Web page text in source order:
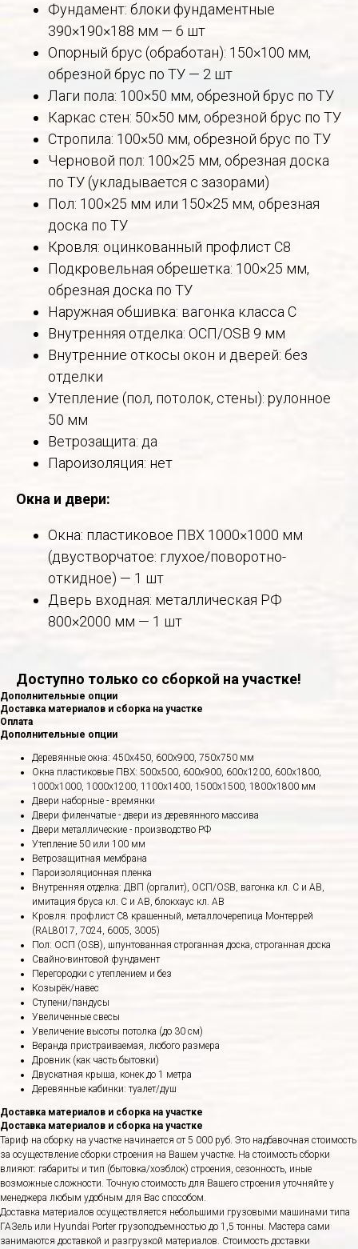
Фундамент: блоки фундаментные
390×190×188 мм — 6 шт
Опорный брус (обработан): 150×100 мм,
обрезной брус по ТУ — 2 шт
Лаги пола: 100×50 мм, обрезной брус по ТУ
Каркас стен: 50×50 мм, обрезной брус по ТУ
Стропила: 100×50 мм, обрезной брус по ТУ
Черновой пол: 100×25 мм, обрезная доска
по ТУ (укладывается с зазорами)
Пол: 100×25 мм или 150×25 мм, обрезная
доска по ТУ
Кровля: оцинкованный профлист С8
Подкровельная обрешетка: 100×25 мм,
обрезная доска по ТУ
Наружная обшивка: вагонка класса С
Внутренняя отделка: ОСП/OSB 9 мм
Внутренние откосы окон и дверей: без
отделки
Утепление (пол, потолок, стены): рулонное
50 мм
Ветрозащита: да
Пароизоляция: нет
Окна и двери:
Окна: пластиковое ПВХ 1000×1000 мм
(двустворчатое: глухое/поворотно-
откидное) — 1 шт
Дверь входная: металлическая РФ
800×2000 мм — 1 шт
Доступно только со сборкой на участке!
Дополнительные опции
Доставка материалов и сборка на участке
Оплата
Дополнительные опции
Деревянные окна: 450х450, 600х900, 750х750 мм
Окна пластиковые ПВХ: 500х500, 600х900, 600х1200, 600х1800,
1000х1000, 1000х1200, 1100х1400, 1500х1500, 1800х1800 мм
Двери наборные - времянки
Двери филенчатые - двери из деревянного массива
Двери металлические - производство РФ
Утепление 50 или 100 мм
Ветрозащитная мембрана
Пароизоляционная пленка
Внутренняя отделка: ДВП (оргалит), ОСП/OSB, вагонка кл. С и АВ,
имитация бруса кл. С и АВ, блокхаус кл. АВ
Кровля: профлист С8 крашенный, металлочерепица Монтеррей
(RAL8017, 7024, 6005, 3005)
Пол: ОСП (OSB), шпунтованная строганная доска, строганная доска
Свайно-винтовой фундамент
Перегородки с утеплением и без
Козырёк/навес
Ступени/пандусы
Увеличенные свесы
Увеличение высоты потолка (до 30 см)
Веранда пристраиваемая, любого размера
Дровник (как часть бытовки)
Двускатная крыша, конек до 1 метра
Деревянные кабинки: туалет/душ
Доставка материалов и сборка на участке
Доставка материалов и сборка на участке
Тариф на сборку на участке начинается от 5 000 руб. Это надбавочная стоимость
за осуществление сборки строения на Вашем участке. На стоимость сборки
влияют: габариты и тип (бытовка/хозблок) строения, сезонность, иные
возможные сложности. Точную стоимость для Вашего строения уточняйте у
менеджера любым удобным для Вас способом.
Доставка материалов осуществляется небольшими грузовыми машинами типа
ГАЗель или Hyundai Porter грузоподъемностью до 1,5 тонны. Мастера сами
занимаются доставкой и разгрузкой материалов. Стоимость доставки